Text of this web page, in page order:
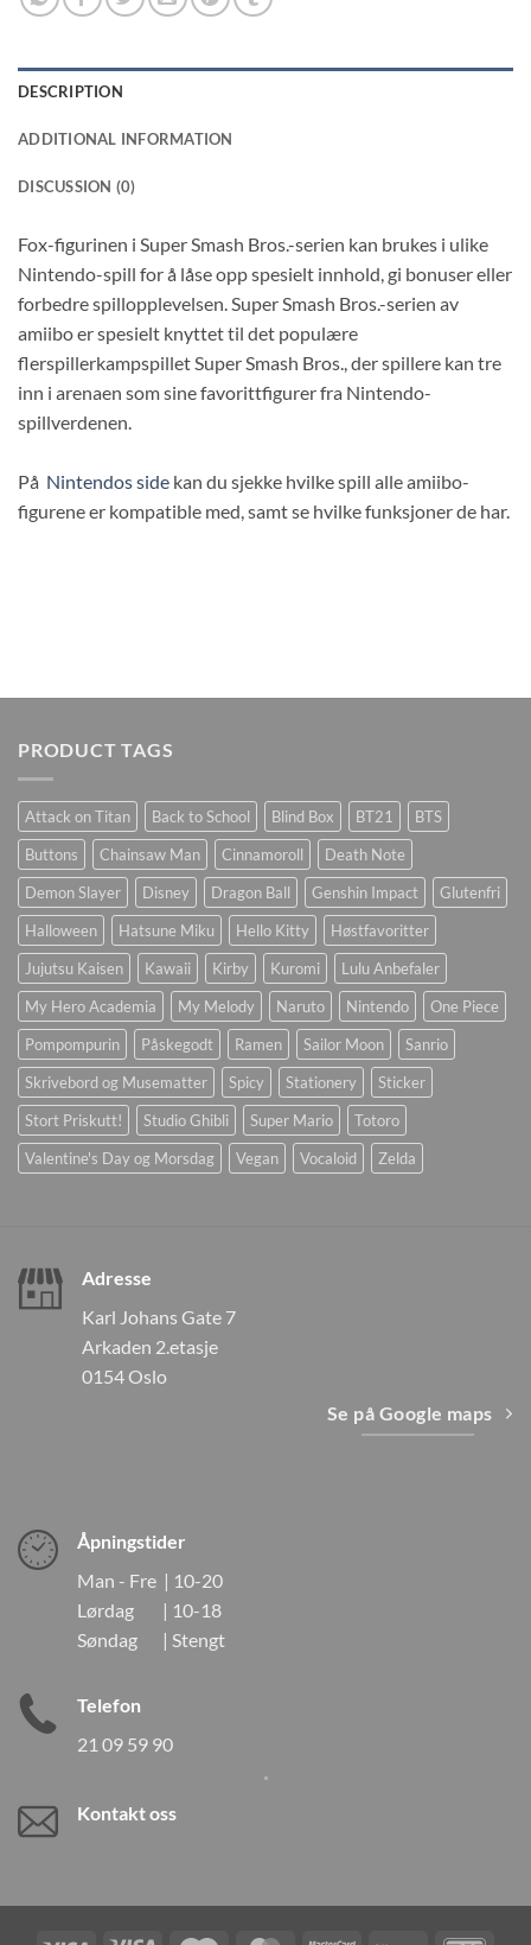
DESCRIPTION
ADDITIONAL INFORMATION
DISCUSSION (0)
Fox-figurinen i Super Smash Bros.-serien kan brukes i ulike
Nintendo-spill for å låse opp spesielt innhold, gi bonuser eller
forbedre spillopplevelsen. Super Smash Bros.-serien av
amiibo er spesielt knyttet til det populære
flerspillerkampspillet Super Smash Bros., der spillere kan tre
inn i arenaen som sine favorittfigurer fra Nintendo-
spillverdenen.
På Nintendos side kan du sjekke hvilke spill alle amiibo-
figurene er kompatible med, samt se hvilke funksjoner de har.
PRODUCT TAGS
Attack on Titan Back to School Blind Box BT21
BTS
Buttons
Chainsaw Man Cinnamoroll
Death Note
Demon Slayer
Disney Dragon Ball Genshin Impact
Glutenfri
Halloween
Hatsune Miku Hello Kitty
Høstfavoritter
Jujutsu Kaisen
Kawaii Kirby Kuromi
Lulu Anbefaler
My Hero Academia
My Melody Naruto Nintendo
One Piece
Pompompurin
Påskegodt Ramen Sailor Moon
Sanrio
Skrivebord og Musematter
Spicy Stationery
Sticker
Stort Priskutt!
Studio Ghibli Super Mario
Totoro
Valentine's Day og Morsdag
Vegan Vocaloid Zelda
Adresse
Karl Johans Gate 7
Arkaden 2.etasje
0154 Oslo
Se på Google maps
Åpningstider
Man - Fre | 10-20
Lørdag | 10-18
Søndag | Stengt
Telefon
21 09 59 90
Kontakt oss